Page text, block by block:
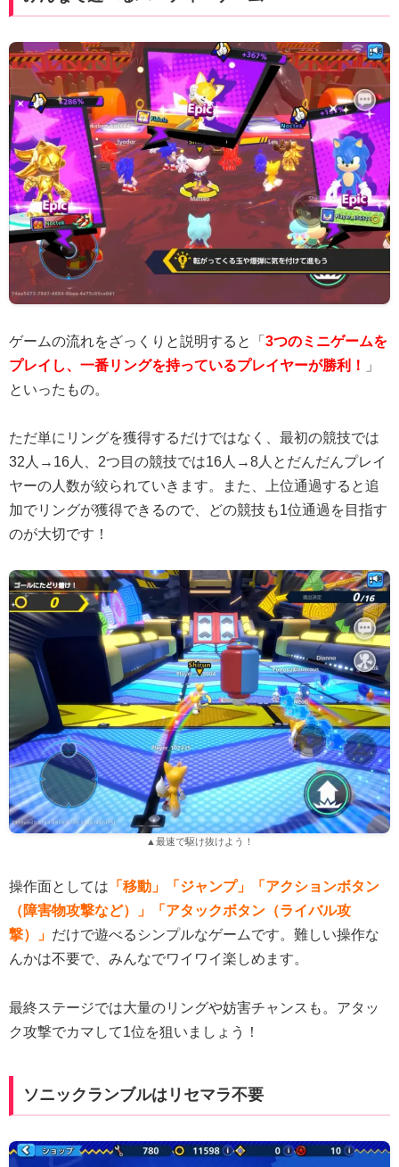
ゲームの流れをざっくりと説明すると「 3つのミニゲームを
プレイし、一番リングを持っているプレイヤーが勝利！
」
といったもの。
ただ単にリングを獲得するだけではなく、最初の競技では
32人→16人、2つ目の競技では16人→8人とだんだんプレイ
ヤーの人数が絞られていきます。また、上位通過すると追
加でリングが獲得できるので、どの競技も1位通過を目指す
のが大切です！
▲最速で駆け抜けよう！
操作面としては 「移動」「ジャンプ」「アクションボタン
（障害物攻撃など）」「アタックボタン（ライバル攻
撃）」 だけで遊べるシンプルなゲームです。難しい操作な
んかは不要で、みんなでワイワイ楽しめます。
最終ステージでは大量のリングや妨害チャンスも。アタッ
ク攻撃でカマして1位を狙いましょう！
ソニックランブルはリセマラ不要